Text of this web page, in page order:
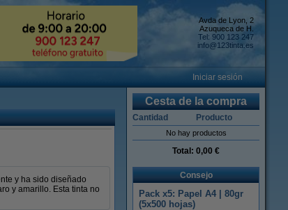
Avda de Lyon, 2
Azuqueca de H.
Tel: 900 123 247
info@123tinta.es
Iniciar sesión
y ha sido diseñado
y amarillo. Esta tinta no
Cesta de la compra
Cantidad Producto
No hay productos
Total: 0,00 €
Consejo
Pack x5: Papel A4 | 80gr
(5x500 hojas)